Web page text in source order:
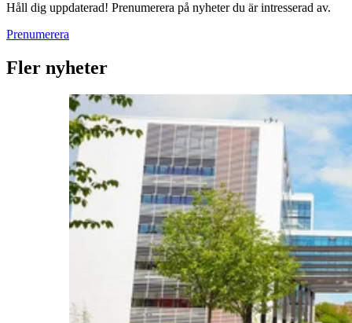
Håll dig uppdaterad! Prenumerera på nyheter du är intresserad av.
Prenumerera
Fler nyheter